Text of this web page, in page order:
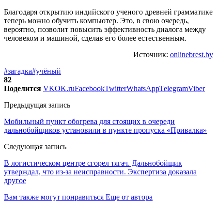
Благодаря открытию индийского ученого древней грамматике
теперь можно обучить компьютер. Это, в свою очередь,
вероятно, позволит повысить эффективность диалога между
человеком и машиной, сделав его более естественным.
Источник: onlinebrest.by
#загадка#учёный
82
Поделится VKOK.ruFacebookTwitterWhatsAppTelegramViber
Предыдущая запись
Мобильный пункт обогрева для стоящих в очереди
дальнобойщиков установили в пункте пропуска «Привалка»
Следующая запись
В логистическом центре сгорел тягач. Дальнобойщик
утверждал, что из-за неисправности. Экспертиза доказала
другое
Вам также могут понравиться Еще от автора